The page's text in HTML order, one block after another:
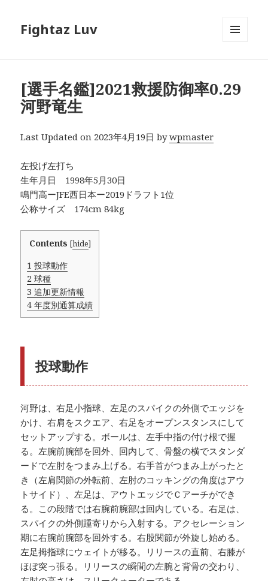
Fightaz Luv
[選手名鑑]2021救援防御率0.29
河野竜生
Last Updated on 2023年4月19日 bywpmaster
左投げ左打ち
生年月日 1998年5月30日
鳴門高ーJFE西日本ー2019ドラフト1位
公称サイズ 174cm 84kg
Contents [hide]
1 投球動作
2 球種
3 追加更新情報
4 年度別通算成績
投球動作
河野は、右足小指球、左足のスパイクの外側でエッジを
かけ、右肩をスクエア、右足をオープンスタンスにして
セットアップする。ボールは、左手中指の付け根で握
る。左腕前腕部を回外、回内して、骨盤の横でスタンダ
ードで左肘をつまみ上げる。右手首がつまみ上がったと
き（左肩関節の外転前、左肘のコッキングの角度はアウ
トサイド）、左足は、アウトエッジでＣアーチができ
る。この段階では右腕前腕部は回内している。右足は、
スパイクの外側踵寄りから入射する。アクセレーション
期に右腕前腕部を回外する。右股関節が外旋し始める。
左足拇指球にウェイトが移る。リリースの直前、右膝が
ほぼ突っ張る。リリースの瞬間の左腕と背骨の交わり、